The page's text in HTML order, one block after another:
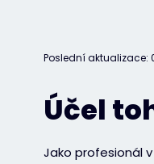
Poslední aktualizace:
Účel
Jako profesionál